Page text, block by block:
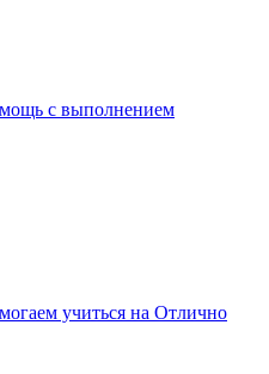
с выполнением
учиться на Отлично